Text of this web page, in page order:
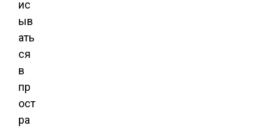
ис
ыв
ать
ся
в
пр
ост
ра